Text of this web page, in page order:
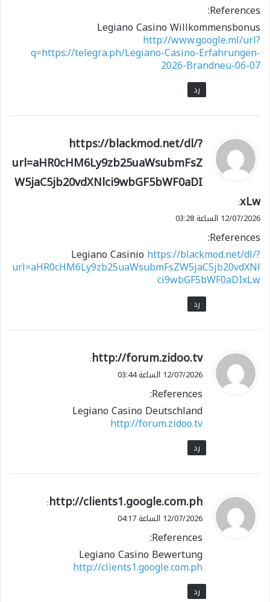
References:
Legiano Casino Willkommensbonus
http://www.google.ml/url?
q=https://telegra.ph/Legiano-Casino-Erfahrungen-
2026-Brandneu-06-07
رد
ي
ق
و
ل
https://blackmod.net/dl/?
url=aHR0cHM6Ly9zb25uaWsubmFsZ
W5jaC5jb20vdXNlci9wbGF5bWF0aDI
xLw
:
12/07/2026 الساعة 03:28
References:
Legiano Casinio https://blackmod.net/dl/?
url=aHR0cHM6Ly9zb25uaWsubmFsZW5jaC5jb20vdXNl
ci9wbGF5bWF0aDIxLw
رد
ي
ق
ل
http://forum.zidoo.tv
:
12/07/2026 الساعة 03:44
References:
Legiano Casino Deutschland
http://forum.zidoo.tv
رد
ي
ق
ل
http://clients1.google.com.ph
:
12/07/2026 الساعة 04:17
References:
Legiano Casino Bewertung
http://clients1.google.com.ph
رد